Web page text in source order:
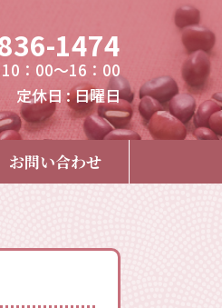
1474
：00～16：00
定休日 : 日曜日
お問い合わせ